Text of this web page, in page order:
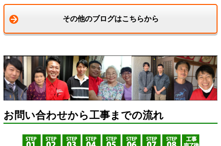
その他のブログはこちらから
お問い合わせから工事までの流れ